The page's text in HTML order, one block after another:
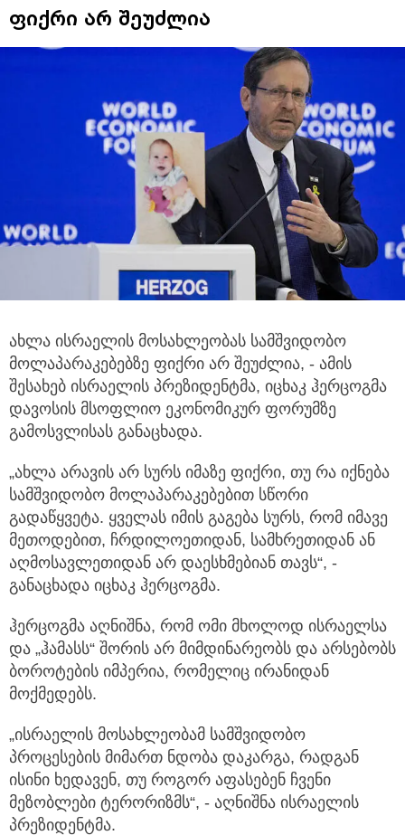
ფიქრი არ შეუძლია
ახლა ისრაელის მოსახლეობას სამშვიდობო
მოლაპარაკებებზე ფიქრი არ შეუძლია, - ამის
შესახებ ისრაელის პრეზიდენტმა, იცხაკ ჰერცოგმა
დავოსის მსოფლიო ეკონომიკურ ფორუმზე
გამოსვლისას განაცხადა.
„ახლა არავის არ სურს იმაზე ფიქრი, თუ რა იქნება
სამშვიდობო მოლაპარაკებებით სწორი
გადაწყვეტა. ყველას იმის გაგება სურს, რომ იმავე
მეთოდებით, ჩრდილოეთიდან, სამხრეთიდან ან
აღმოსავლეთიდან არ დაესხმებიან თავს“, -
განაცხადა იცხაკ ჰერცოგმა.
ჰერცოგმა აღნიშნა, რომ ომი მხოლოდ ისრაელსა
და „ჰამასს“ შორის არ მიმდინარეობს და არსებობს
ბოროტების იმპერია, რომელიც ირანიდან
მოქმედებს.
„ისრაელის მოსახლეობამ სამშვიდობო
პროცესების მიმართ ნდობა დაკარგა, რადგან
ისინი ხედავენ, თუ როგორ აფასებენ ჩვენი
მეზობლები ტერორიზმს“, - აღნიშნა ისრაელის
პრეზიდენტმა.